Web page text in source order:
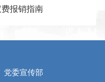
报销指南
党委宣传部